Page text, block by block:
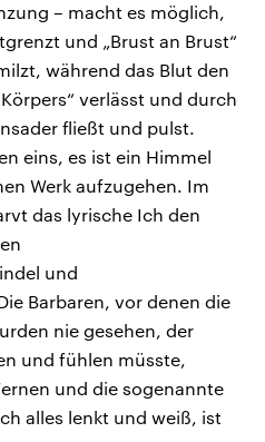
– macht es möglich,
und „Brust an Brust“
während das Blut den
verlässt und durch
fließt und pulst.
eins, es ist ein Himmel
Werk aufzugehen. Im
das lyrische Ich den
und
Barbaren, vor denen die
nie gesehen, der
und fühlen müsste,
und die sogenannte
alles lenkt und weiß, ist